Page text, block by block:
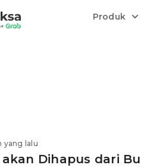
Produk
cepat,
pilih partner penyimpanan, harga
stabil.
layanan manajemen
terkini dan tepercaya terkait
jejak dan
akan Dihapus dari
yang lalu